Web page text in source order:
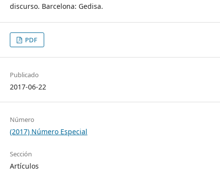
discurso. Barcelona: Gedisa.
PDF
Publicado
2017-06-22
Número
(2017) Número Especial
Sección
Artículos